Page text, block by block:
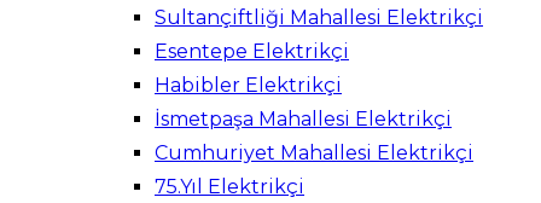
Sultançiftliği Mahallesi Elektrikçi
Esentepe Elektrikçi
Habibler Elektrikçi
İsmetpaşa Mahallesi Elektrikçi
Cumhuriyet Mahallesi Elektrikçi
75.Yıl Elektrikçi